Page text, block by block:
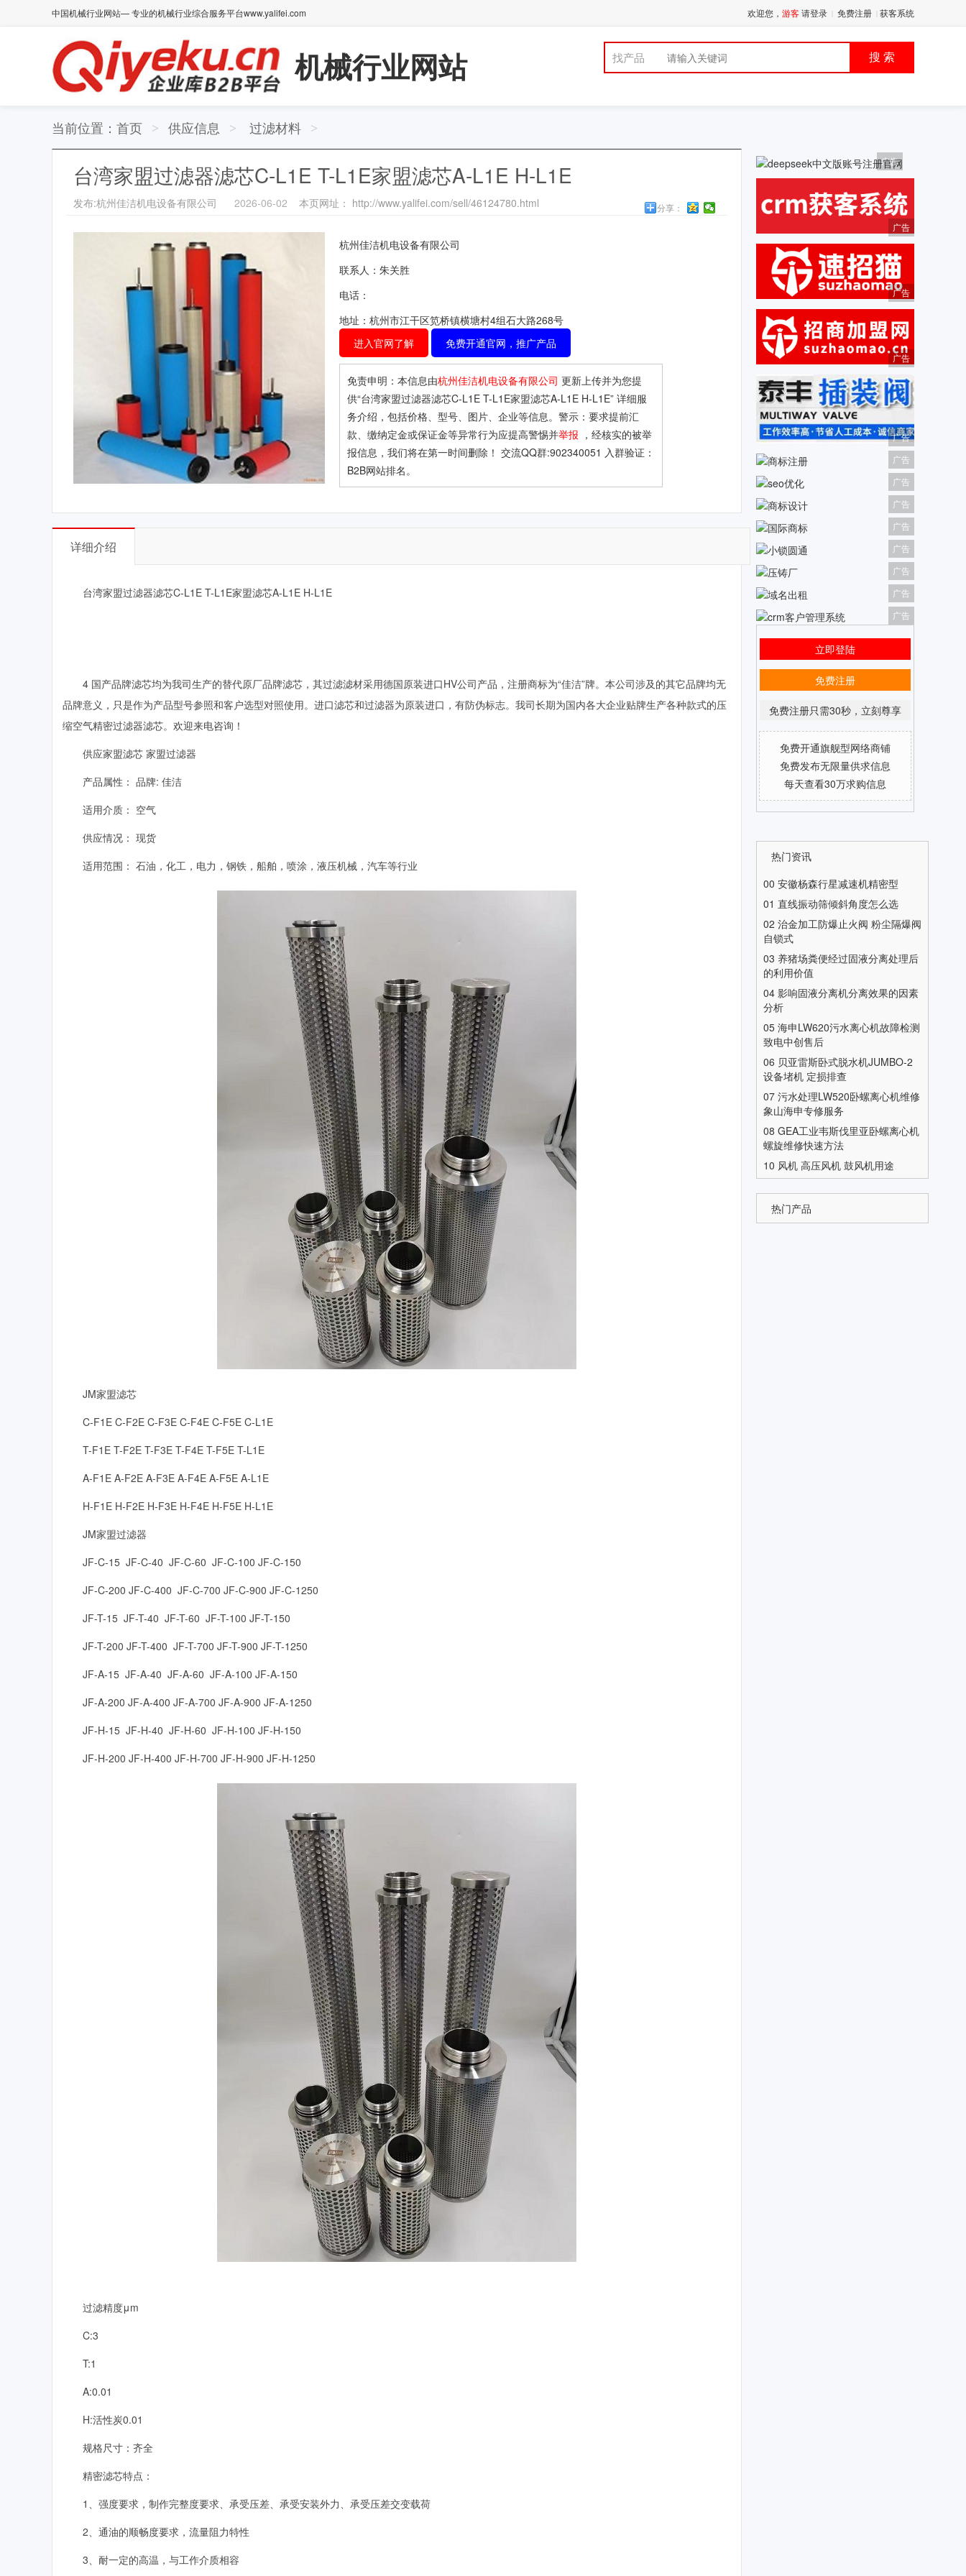
中国机械行业网站— 专业的机械行业综合服务平台www.yalifei.com 欢迎您， 游客请登录 免费注册 获客系统
机械行业网站 找产品 搜 索
当前位置： 首页 > 供应信息 > 过滤材料 >
台湾家盟过滤器滤芯C-L1E T-L1E家盟滤芯A-L1E H-L1E
发布:杭州佳洁机电设备有限公司 2026-06-02 本页网址： http://www.yalifei.com/sell/46124780.html 分享：
杭州佳洁机电设备有限公司
联系人：朱关胜
电话：
地址：杭州市江干区笕桥镇横塘村4组石大路268号
进入官网了解
免费开通官网，推广产品
免责申明：本信息由杭州佳洁机电设备有限公司 更新上传并为您提
供“台湾家盟过滤器滤芯C-L1E T-L1E家盟滤芯A-L1E H-L1E” 详细服
务介绍，包括价格、型号、图片、企业等信息。警示：要求提前汇
款、缴纳定金或保证金等异常行为应提高警惕并举报 ，经核实的被举
报信息，我们将在第一时间删除！ 交流QQ群:902340051 入群验证：
B2B网站排名。
详细介绍
台湾家盟过滤器滤芯C-L1E T-L1E家盟滤芯A-L1E H-L1E
4 国产品牌滤芯均为我司生产的替代原厂品牌滤芯，其过滤滤材采用德国原装进口HV公司产品，注册商标为“佳洁”牌。本公司涉及的其它品牌均无
品牌意义，只是作为产品型号参照和客户选型对照使用。进口滤芯和过滤器为原装进口，有防伪标志。我司长期为国内各大企业贴牌生产各种款式的压
缩空气精密过滤器滤芯。欢迎来电咨询！
供应家盟滤芯 家盟过滤器
产品属性： 品牌: 佳洁
适用介质： 空气
供应情况： 现货
适用范围： 石油，化工，电力，钢铁，船舶，喷涂，液压机械，汽车等行业
JM家盟滤芯
C-F1E C-F2E C-F3E C-F4E C-F5E C-L1E
T-F1E T-F2E T-F3E T-F4E T-F5E T-L1E
A-F1E A-F2E A-F3E A-F4E A-F5E A-L1E
H-F1E H-F2E H-F3E H-F4E H-F5E H-L1E
JM家盟过滤器
JF-C-15 JF-C-40 JF-C-60 JF-C-100 JF-C-150
JF-C-200 JF-C-400 JF-C-700 JF-C-900 JF-C-1250
JF-T-15 JF-T-40 JF-T-60 JF-T-100 JF-T-150
JF-T-200 JF-T-400 JF-T-700 JF-T-900 JF-T-1250
JF-A-15 JF-A-40 JF-A-60 JF-A-100 JF-A-150
JF-A-200 JF-A-400 JF-A-700 JF-A-900 JF-A-1250
JF-H-15 JF-H-40 JF-H-60 JF-H-100 JF-H-150
JF-H-200 JF-H-400 JF-H-700 JF-H-900 JF-H-1250
过滤精度μm
C:3
T:1
A:0.01
H:活性炭0.01
规格尺寸：齐全
精密滤芯特点：
1、强度要求，制作完整度要求、承受压差、承受安装外力、承受压差交变载荷
2、通油的顺畅度要求，流量阻力特性
3、耐一定的高温，与工作介质相容
广告
广告
广告
广告
广告
广告
广告
广告
广告
广告
广告
广告
广告
立即登陆
免费注册
免费注册只需30秒，立刻尊享
免费开通旗舰型网络商铺
免费发布无限量供求信息
每天查看30万求购信息
热门资讯
00 安徽杨森行星减速机精密型
01 直线振动筛倾斜角度怎么选
02 治金加工防爆止火阀 粉尘隔爆阀
自锁式
03 养猪场粪便经过固液分离处理后
的利用价值
04 影响固液分离机分离效果的因素
分析
05 海申LW620污水离心机故障检测
致电中创售后
06 贝亚雷斯卧式脱水机JUMBO-2
设备堵机 定损排查
07 污水处理LW520卧螺离心机维修
象山海申专修服务
08 GEA工业韦斯伐里亚卧螺离心机
螺旋维修快速方法
10 风机 高压风机 鼓风机用途
热门产品